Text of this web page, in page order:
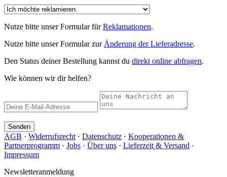
Nutze bitte unser Formular fürReklamationen.
Nutze bitte unser Formular zur Änderung der Lieferadresse.
Den Status deiner Bestellung kannst du direkt online abfragen.
Wie können wir dir helfen?
Senden
AGB · Widerrufsrecht · Datenschutz · Kooperationen &
Partnerprogramm · Jobs · Über uns · Lieferzeit & Versand ·
Impressum
Newsletteranmeldung